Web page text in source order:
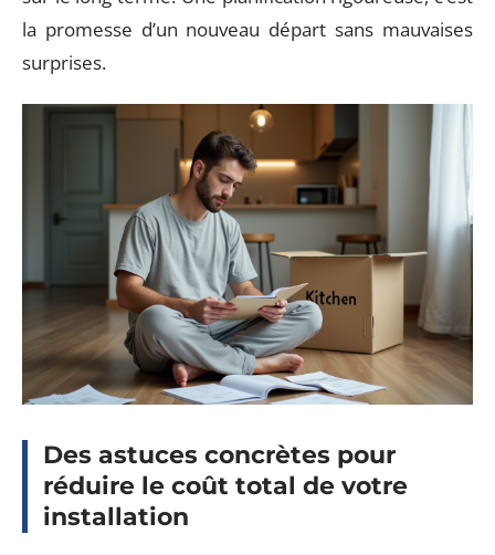
la promesse d’un nouveau départ sans mauvaises
surprises.
Des astuces concrètes pour
réduire le coût total de votre
installation